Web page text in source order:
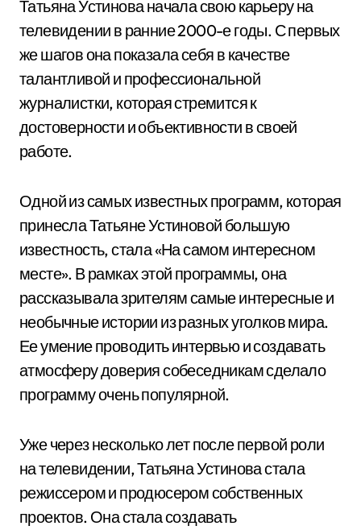
Татьяна Устинова начала свою карьеру на
телевидении в ранние 2000-е годы. С первых
же шагов она показала себя в качестве
талантливой и профессиональной
журналистки, которая стремится к
достоверности и объективности в своей
работе.
Одной из самых известных программ, которая
принесла Татьяне Устиновой большую
известность, стала «На самом интересном
месте». В рамках этой программы, она
рассказывала зрителям самые интересные и
необычные истории из разных уголков мира.
Ее умение проводить интервью и создавать
атмосферу доверия собеседникам сделало
программу очень популярной.
Уже через несколько лет после первой роли
на телевидении, Татьяна Устинова стала
режиссером и продюсером собственных
проектов. Она стала создавать